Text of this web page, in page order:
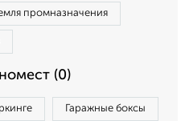
промназначения
(0)
Гаражные боксы